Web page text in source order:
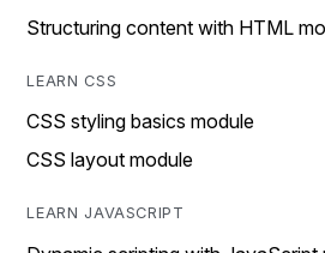
Structuring content with HTML
LEARN CSS
CSS styling basics module
CSS layout module
LEARN JAVASCRIPT